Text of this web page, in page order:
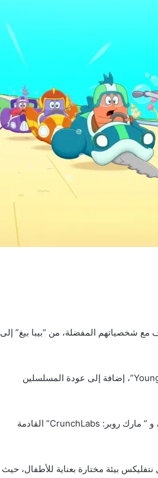
مع شخصياتهم المفضلة، من “بيبا بيغ” إلى
كما نعلن عن سلسلة جديدة لمرحلة ما قبل المدرسة بعنوان “Young Macdonald”، إضافة إلى عودة المسلسلين
بالإضافة إلى المزيد من “Ms. Rachel”، و”شارع سمسم”، و”دكتور سوس”، و ” مارك روبر: CrunchLabs” القادمة
نتفليكس بيئة مختارة بعناية للأطفال، حيث